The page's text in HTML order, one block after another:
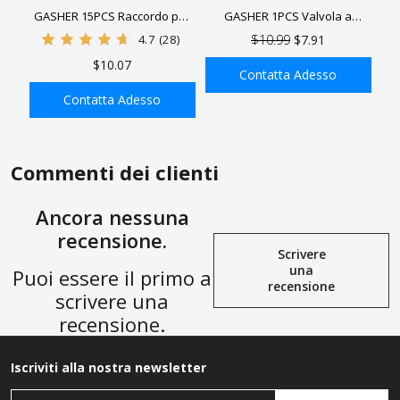
AGGIUNGI ALLA
GASHER 15PCS Raccordo per
tubo in ottone, boccola
riduttore, capezzolo
esagonale ridotto
4.7 (28)
$10.07
Contatta Adesso
GASHER 1PCS Valvola a
saracinesca industriale in
a ruota, strumento per valvola
$10.99 $7.91
Contatta Adesso
Commenti dei clienti
Ancora nessuna
recensione.
Puoi essere il primo a
scrivere una
recensione.
Scrivere
una
recensione
Iscriviti alla nostra newsletter